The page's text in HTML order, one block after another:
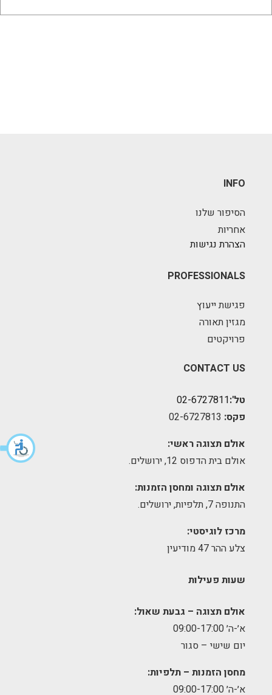
INFO
הסיפור שלנו
אחריות
הצהרת נגישות
PROFESSIONALS
פגישת ייעוץ
מגזין תאורה
פרויקטים
CONTACT US
טל':02-6727811
פקס:
אולם תצוגה ראשי:
אולם בית הדפוס 12, ירושלים.
אולם תצוגה ומחסן הזמנות:
התנופה 7, תלפיות, ירושלים.
מרכז לוגיסטי:
צלע ההר 47 מודיעין
שעות פעילות
אולם תצוגה – גבעת שאול:
א׳-ה׳ 09:00-17:00
יום שישי – סגור
מחסן הזמנות – תלפיות:
א׳-ה׳ 09:00-17:00